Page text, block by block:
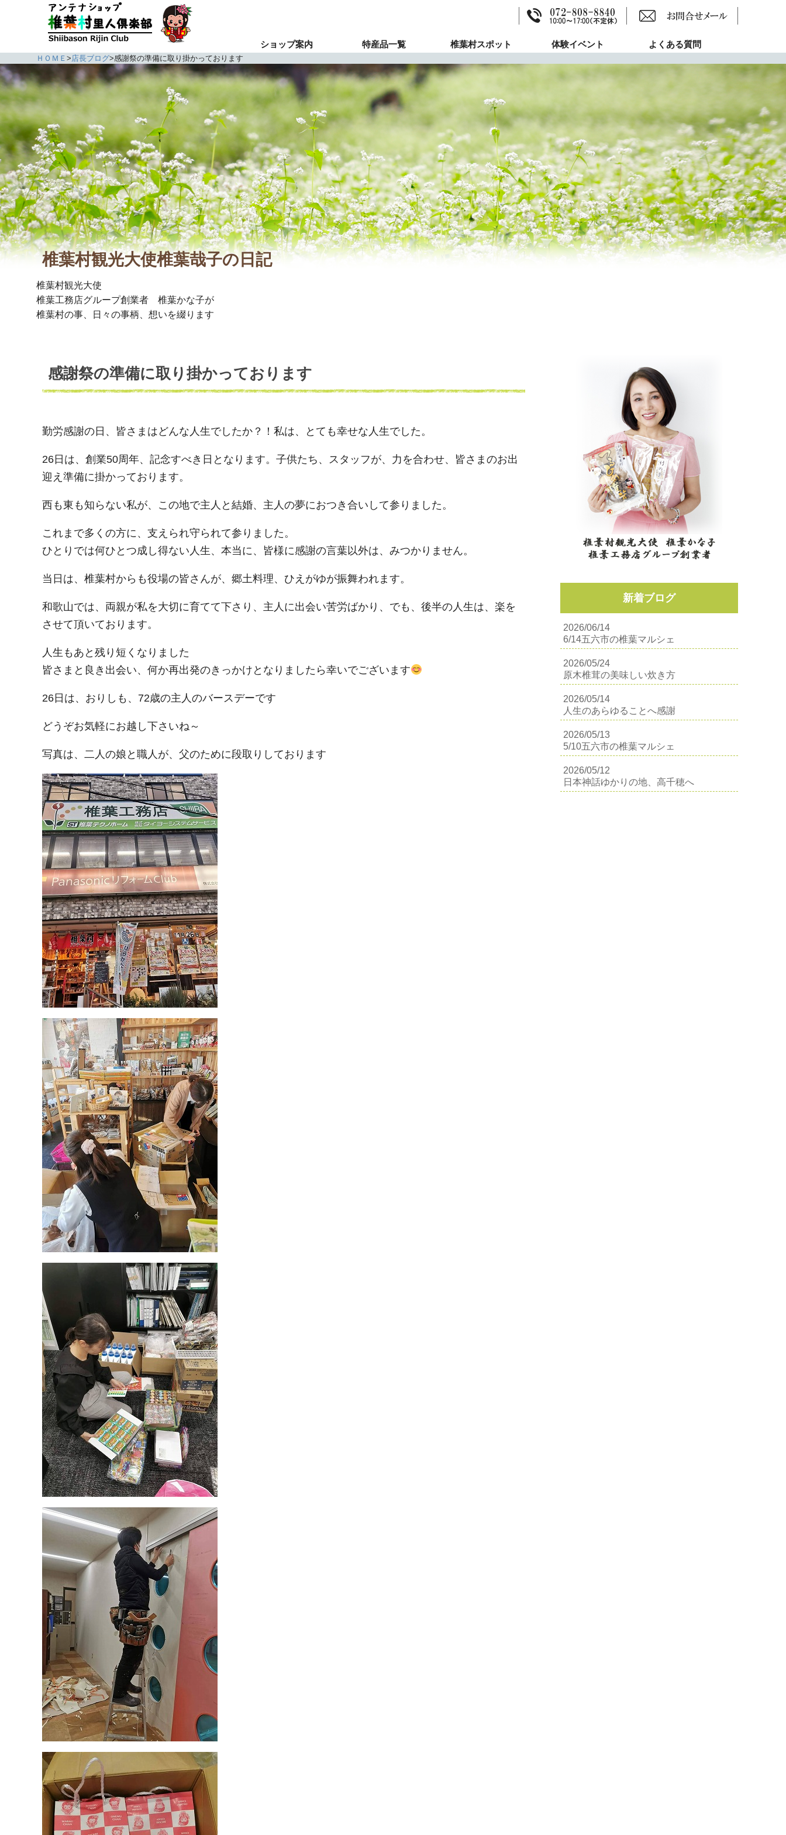
ショップ案内 特産品一覧 椎葉村スポット 体験イベント よくある質問
ＨＯＭＥ >店長ブログ>感謝祭の準備に取り掛かっております
椎葉村観光大使椎葉哉子の日記
椎葉村観光大使
椎葉工務店グループ創業者 椎葉かな子が
椎葉村の事、日々の事柄、想いを綴ります
感謝祭の準備に取り掛かっております
勤労感謝の日、皆さまはどんな人生でしたか？！私は、とても幸せな人生でした。
26日は、創業50周年、記念すべき日となります。子供たち、スタッフが、力を合わせ、皆さまのお出
迎え準備に掛かっております。
西も東も知らない私が、この地で主人と結婚、主人の夢におつき合いして参りました。
これまで多くの方に、支えられ守られて参りました。
ひとりでは何ひとつ成し得ない人生、本当に、皆様に感謝の言葉以外は、みつかりません。
当日は、椎葉村からも役場の皆さんが、郷土料理、ひえがゆが振舞われます。
和歌山では、両親が私を大切に育てて下さり、主人に出会い苦労ばかり、でも、後半の人生は、楽を
させて頂いております。
人生もあと残り短くなりました
皆さまと良き出会い、何か再出発のきっかけとなりましたら幸いでございます
26日は、おりしも、72歳の主人のバースデーです
どうぞお気軽にお越し下さいね～
写真は、二人の娘と職人が、父のために段取りしております
新着ブログ
2026/06/14
6/14五六市の椎葉マルシェ
2026/05/24
原木椎茸の美味しい炊き方
2026/05/14
人生のあらゆることへ感謝
2026/05/13
5/10五六市の椎葉マルシェ
2026/05/12
日本神話ゆかりの地、高千穂へ